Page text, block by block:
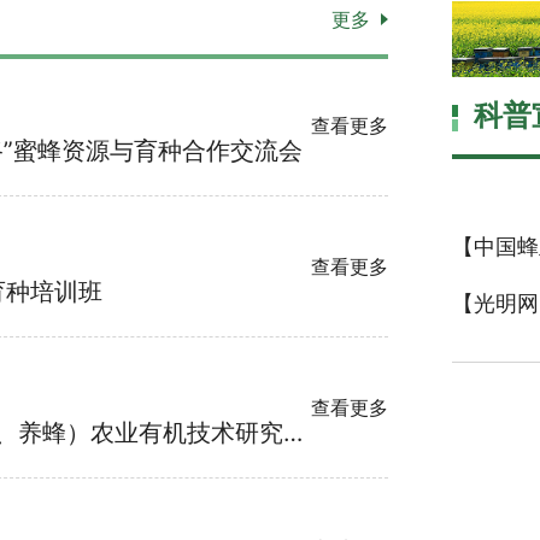
更多
查看更多
蜜蜂资源与育种合作交流会
查看更多
培训班
查看更多
蜜蜂所与哈萨克斯坦（养鹿、养蜂）农业有机技术研究所、伊犁哈萨克自治州农业科学研究所开展合作交流
科普
【光明